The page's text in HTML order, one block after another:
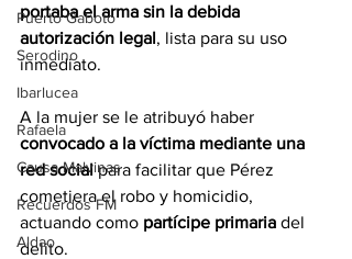
Puerto Gaboto
Serodino
Ibarlucea
Rafaela
Causa Malvinas
Recuerdos FM
Aldao
portaba el arma sin la debida
autorización legal, lista para su uso
inmediato.
A la mujer se le atribuyó haber
convocado a la víctima mediante una
red social para facilitar que Pérez
cometiera el robo y homicidio,
actuando como partícipe primaria del
delito.